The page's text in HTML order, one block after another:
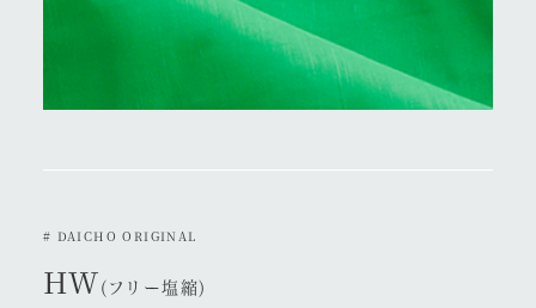
# DAICHO ORIGINAL
HW(フリー塩縮)